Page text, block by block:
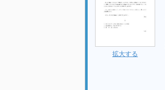
拡大する